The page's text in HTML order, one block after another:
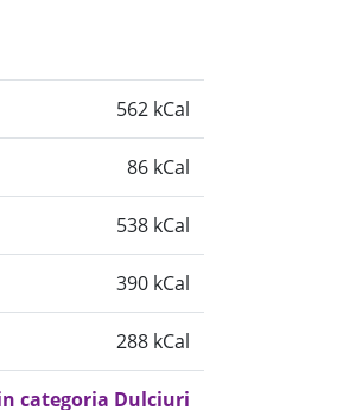
562 kCal
86 kCal
538 kCal
390 kCal
288 kCal
categoria Dulciuri